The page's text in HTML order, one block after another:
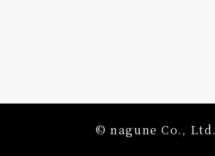
© nagune Co., Ltd.